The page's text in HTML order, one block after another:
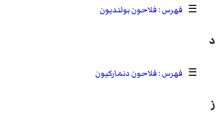
☰
فلاحون بولنديون
د
☰ فلاحون دنماركيون
ز